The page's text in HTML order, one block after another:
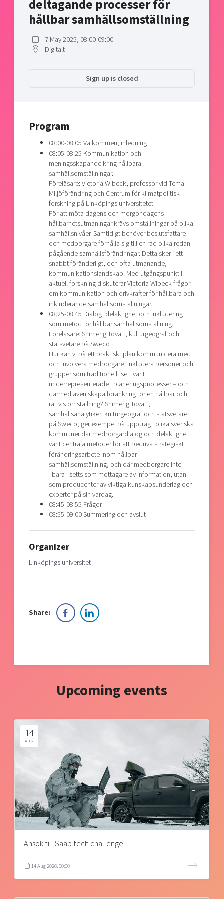
Shaping cities and regions
Bright East
Reversed mentorship
Current offers and activities
Upscaling
Talent & skills
Startup & industry collaboration
Offers to boost your business
Our community of companies
Projects
Publications
Project toolbox
Reach out to us
Locations
Today's lunch in Mjärdevi
deltagande processer för
hållbar samhällsomställning
7 May 2025, 08:00-09:00
Digitalt
Sign up is closed
Program
08:00-08:05 Välkommen, inledning
08:05-08:25 Kommunikation och
meningsskapande kring hållbara
samhällsomställningar.
Föreläsare: Victoria Wibeck, professor vid Tema
Miljöförändring och Centrum för klimatpolitisk
forskning på Linköpings universitetet
För att möta dagens och morgondagens
hållbarhetsutmaningar krävs omställningar på olika
samhällsnivåer. Samtidigt behöver beslutsfattare
och medborgare förhålla sig till en rad olika redan
pågående samhällsförändringar. Detta sker i ett
snabbt föränderligt, och ofta utmanande,
kommunikationslandskap. Med utgångspunkt i
aktuell forskning diskuterar Victoria Wibeck frågor
om kommunikation och drivkrafter för hållbara och
inkluderande samhällsomställningar.
08:25-08:45 Dialog, delaktighet och inkludering
som metod för hållbar samhällsomställning.
Föreläsare: Shimeng Tovatt, kulturgeograf och
statsvetare på Sweco
Hur kan vi på ett praktiskt plan kommunicera med
och involvera medborgare, inkludera personer och
grupper som traditionellt sett varit
underrepresenterade i planeringsprocesser – och
därmed även skapa förankring för en hållbar och
rättvis omställning? Shimeng Tovatt,
samhällsanalytiker, kulturgeograf och statsvetare
på Sweco, ger exempel på uppdrag i olika svenska
kommuner där medborgardialog och delaktighet
varit centrala metoder för att bedriva strategiskt
förändringsarbete inom hållbar
samhällsomställning, och där medborgare inte
”bara” setts som mottagare av information, utan
som producenter av viktiga kunskapsunderlag och
experter på sin vardag.
08:45-08:55 Frågor
08:55-09:00 Summering och avslut
Organizer
Linköpings universitet
Share:
Upcoming events
14
AUG
Ansök till Saab tech challenge
14 Aug 2026, 00:00